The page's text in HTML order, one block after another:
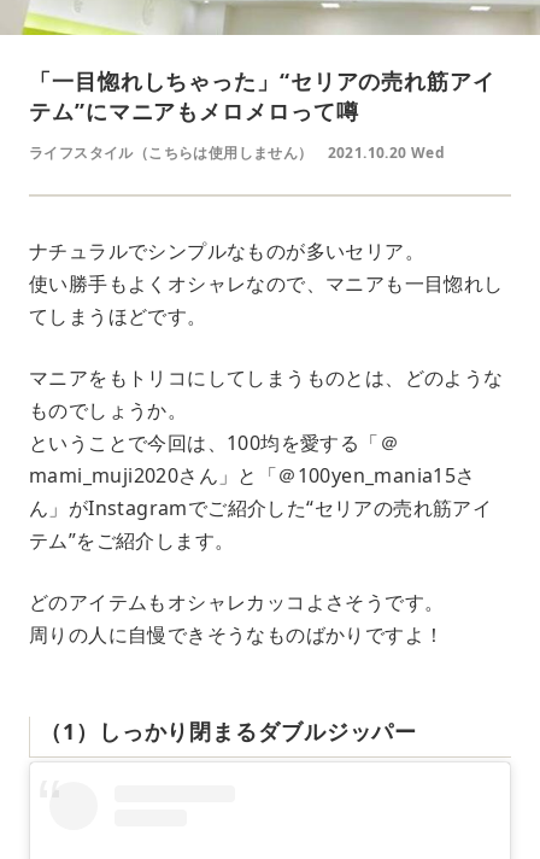
「一目惚れしちゃった」“セリアの売れ筋アイ
テム”にマニアもメロメロって噂
ライフスタイル（こちらは使用しません） 2021.10.20 Wed
ナチュラルでシンプルなものが多いセリア。
使い勝手もよくオシャレなので、マニアも一目惚れし
てしまうほどです。
マニアをもトリコにしてしまうものとは、どのような
ものでしょうか。
ということで今回は、100均を愛する「＠
mami_muji2020さん」と「＠100yen_mania15さ
ん」がInstagramでご紹介した“セリアの売れ筋アイ
テム”をご紹介します。
どのアイテムもオシャレカッコよさそうです。
周りの人に自慢できそうなものばかりですよ！
（1）しっかり閉まるダブルジッパー